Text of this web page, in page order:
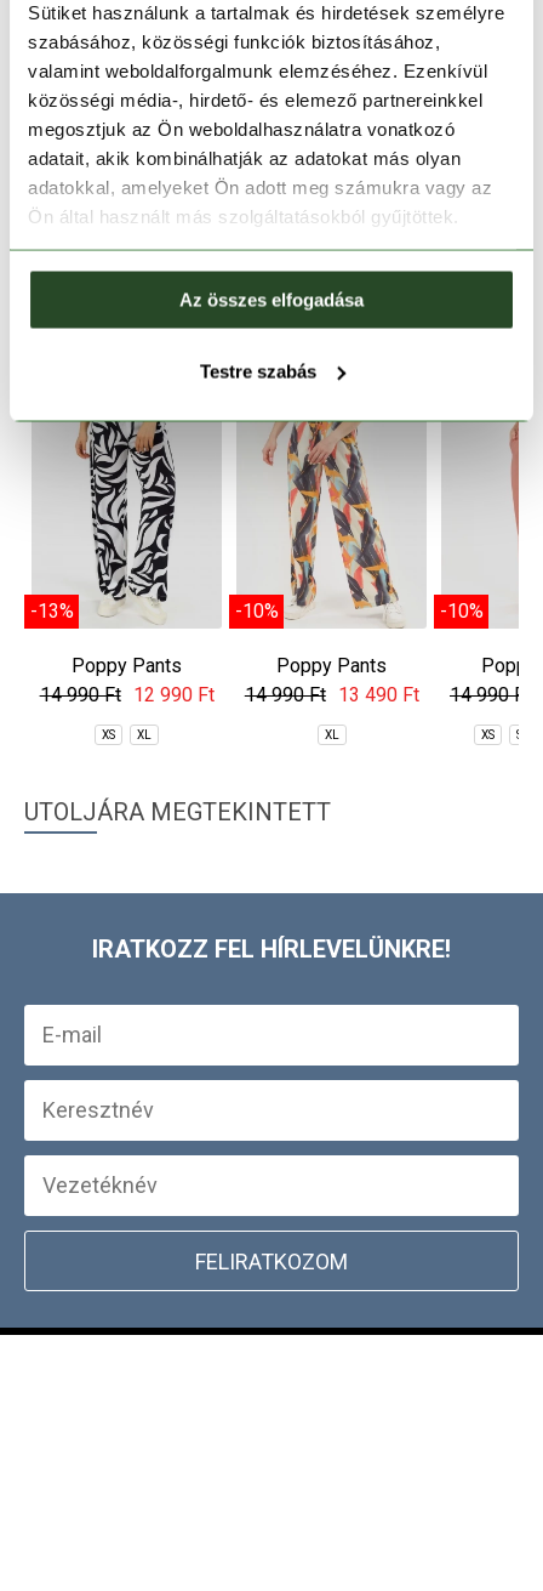
Sütiket használunk a tartalmak és hirdetések személyre
szabásához, közösségi funkciók biztosításához,
valamint weboldalforgalmunk elemzéséhez. Ezenkívül
közösségi média-, hirdető- és elemező partnereinkkel
megosztjuk az Ön weboldalhasználatra vonatkozó
adatait, akik kombinálhatják az adatokat más olyan
adatokkal, amelyeket Ön adott meg számukra vagy az
Ön által használt más szolgáltatásokból gyűjtöttek.
Az összes elfogadása
Testre szabás
TERMÉKLEÍRÁS
TERMÉK RÉSZLETEK
30 napos visszaküldés
1-2 munkanapos szállítás
HASONLÓ TERMÉKEK
-13%
Poppy Pants
14 990 Ft
12 990 Ft
XS XL
-10%
Poppy Pants
14 990 Ft 13 490 Ft
XL
-10%
Poppy
14 990 Ft
XS S
UTOLJÁRA MEGTEKINTETT
IRATKOZZ FEL HÍRLEVELÜNKRE!
FELIRATKOZOM